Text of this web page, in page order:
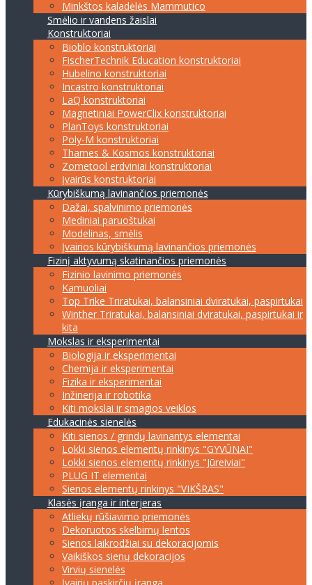
Minkštos kaladėlės Mammutico
Smėlio ir vandens žaislai
Konstruktoriai
Bioblo konstruktoriai
FischerTechnik Education konstruktoriai
Hubelino konstruktoriai
Incastro konstruktoriai
LaQ konstruktoriai
Magnetiniai PowerClix konstruktoriai
PlanToys konstruktoriai
Poly-M konstruktoriai
Thames & Kosmos konstruktoriai
Zometool erdviniai konstruktoriai
Įvairūs konstruktoriai
Kūrybiškumą lavinančios priemonės
Dažai, spalvinimo priemonės
Mediniai paruoštukai
Modelinas, smėlis
Įvairios kūrybiškumą lavinančios priemonės
Fizinį aktyvumą skatinančios priemonės
Fizinio lavinimo priemonės
Kamuoliai
Top Trike Triratukai, balansiniai dviratukai, paspirtukai
Winther Triratukai, balansiniai dviratukai, paspirtukai ir
kita
Mokslas ir eksperimentai
Biologija ir eksperimentai
Chemija ir eksperimentai
Fizika ir eksperimentai
Inžinerija ir robotika
Kiti mokslai ir smagios veiklos
Edukacinės sienelės
Kiti sienos / grindų lavinantys elementai
Lokki sienos elementų rinkinys "GYVŪNAI"
Lokki sienos elementų rinkinys "Jūreiviai"
PLUG IT elementai
Sienos elementų rinkinys "VIKŠRAS"
Klasės įranga ir interjeras
Atliekų rūšiavimo priemonės
Dekoruotos skelbimų lentos
Sienos laikrodžiai su dekoracijomis
Vaikiškos sienų dekoracijos
Virvių sienelės
Įvairių paskirčių įranga